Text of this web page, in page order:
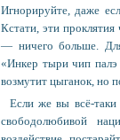
Игнорируйте, даже
Кстати, эти
— ничего больше.
«Инкер тыри чип палэ
возмутит цыганок, но
Если же вы всё-таки
свободолюбивой